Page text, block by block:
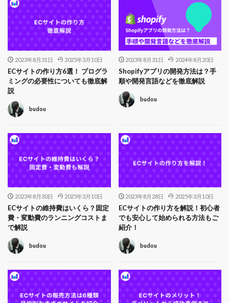
2023年8月31日 2025年3月10日
ECサイトの作り方6選！ プログラ
ミングの必要性についても徹底解
説
budou
2023年8月31日 2024年8月20日
Shopifyアプリの開発方法は？手
順や開発言語などを徹底解説
budou
2023年8月30日 2025年3月10日
ECサイトの維持費はいくら？固定
費・変動費のランニングコストま
で解説
budou
2023年8月28日 2025年3月10日
ECサイトの作り方を解説！初心者
でも安心して始められる方法もご
紹介！
budou